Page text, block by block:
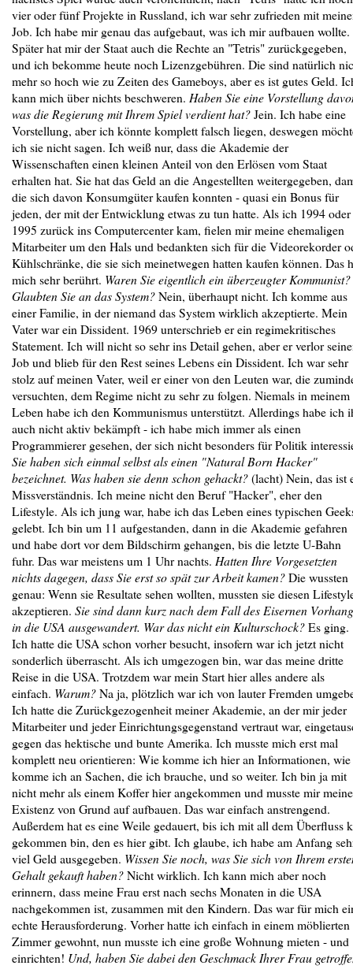
vier oder fünf Projekte in Russland, ich war sehr zufrieden mit
Job. Ich habe mir genau das aufgebaut, was ich mir aufbauen wollte.
Später hat mir der Staat auch die Rechte an "Tetris" zurückgegeben,
und ich bekomme heute noch Lizenzgebühren. Die sind natürlich
mehr so hoch wie zu Zeiten des Gameboys, aber es ist gutes Geld.
kann mich über nichts beschweren. Haben Sie eine Vorstellung
was die Regierung mit Ihrem Spiel verdient hat?Jein. Ich habe eine
Vorstellung, aber ich könnte komplett falsch liegen, deswegen
ich sie nicht sagen. Ich weiß nur, dass die Akademie der
Wissenschaften einen kleinen Anteil von den Erlösen vom Staat
erhalten hat. Sie hat das Geld an die Angestellten weitergegeben,
die sich davon Konsumgüter kaufen konnten - quasi ein Bonus für
jeden, der mit der Entwicklung etwas zu tun hatte. Als ich 1994 oder
1995 zurück ins Computercenter kam, fielen mir meine ehemaligen
Mitarbeiter um den Hals und bedankten sich für die Videorekorder
Kühlschränke, die sie sich meinetwegen hatten kaufen können. Das
mich sehr berührt. Waren Sie eigentlich ein überzeugter Kommunist?
Glaubten Sie an das System?Nein, überhaupt nicht. Ich komme aus
einer Familie, in der niemand das System wirklich akzeptierte. Mein
Vater war ein Dissident. 1969 unterschrieb er ein regimekritisches
Statement. Ich will nicht so sehr ins Detail gehen, aber er verlor
Job und blieb für den Rest seines Lebens ein Dissident. Ich war sehr
stolz auf meinen Vater, weil er einer von den Leuten war, die
versuchten, dem Regime nicht zu sehr zu folgen. Niemals in meinem
Leben habe ich den Kommunismus unterstützt. Allerdings habe ich
auch nicht aktiv bekämpft - ich habe mich immer als einen
Programmierer gesehen, der sich nicht besonders für Politik
Sie haben sich einmal selbst als einen "Natural Born Hacker"
bezeichnet. Was haben sie denn schon gehackt?(lacht) Nein, das ist
Missverständnis. Ich meine nicht den Beruf "Hacker", eher den
Lifestyle. Als ich jung war, habe ich das Leben eines typischen
gelebt. Ich bin um 11 aufgestanden, dann in die Akademie gefahren
und habe dort vor dem Bildschirm gehangen, bis die letzte U-Bahn
fuhr. Das war meistens um 1 Uhr nachts. Hatten Ihre Vorgesetzten
nichts dagegen, dass Sie erst so spät zur Arbeit kamen?Die wussten
genau: Wenn sie Resultate sehen wollten, mussten sie diesen
akzeptieren. Sie sind dann kurz nach dem Fall des Eisernen
in die USA ausgewandert. War das nicht ein Kulturschock?Es ging.
Ich hatte die USA schon vorher besucht, insofern war ich jetzt nicht
sonderlich überrascht. Als ich umgezogen bin, war das meine dritte
Reise in die USA. Trotzdem war mein Start hier alles andere als
einfach. Warum?Na ja, plötzlich war ich von lauter Fremden
Ich hatte die Zurückgezogenheit meiner Akademie, an der mir jeder
Mitarbeiter und jeder Einrichtungsgegenstand vertraut war,
gegen das hektische und bunte Amerika. Ich musste mich erst mal
komplett neu orientieren: Wie komme ich hier an Informationen, wie
komme ich an Sachen, die ich brauche, und so weiter. Ich bin ja mit
nicht mehr als einem Koffer hier angekommen und musste mir meine
Existenz von Grund auf aufbauen. Das war einfach anstrengend.
Außerdem hat es eine Weile gedauert, bis ich mit all dem Überfluss
gekommen bin, den es hier gibt. Ich glaube, ich habe am Anfang
viel Geld ausgegeben. Wissen Sie noch, was Sie sich von Ihrem
Gehalt gekauft haben?Nicht wirklich. Ich kann mich aber noch
erinnern, dass meine Frau erst nach sechs Monaten in die USA
nachgekommen ist, zusammen mit den Kindern. Das war für mich
echte Herausforderung. Vorher hatte ich einfach in einem möblierten
Zimmer gewohnt, nun musste ich eine große Wohnung mieten - und
einrichten! Und, haben Sie dabei den Geschmack Ihrer Frau